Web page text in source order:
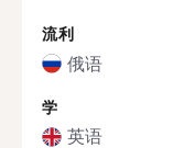
流利
俄语
学
英语